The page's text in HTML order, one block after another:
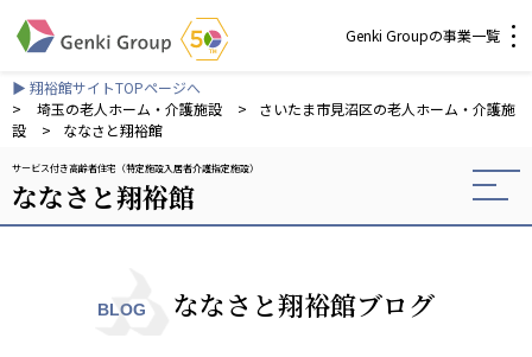
Genki Groupの事業一覧
介護・福祉
社会福祉法人 元気村グループ
社会福祉法人元気村
社会福祉法人長寿の森
▶ 翔裕館サイトTOPページへ
>
埼玉の老人ホーム・介護施設 >
さいたま市見沼区の老人ホーム・介護施
設
> ななさと翔裕館
サービス付き高齢者住宅（特定施設入居者介護指定施設）
ななさと翔裕館
BLOG ななさと翔裕館ブログ